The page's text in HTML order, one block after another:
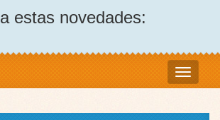
estas novedades: